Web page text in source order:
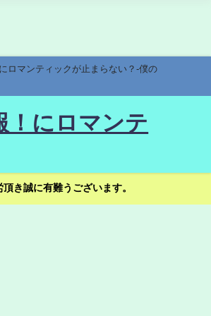
ロマンティックが止まらない？-僕の
！にロマンテ
き誠に有難うございます。